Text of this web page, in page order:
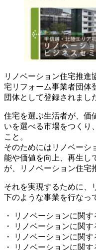
リノベーション住宅推進
宅リフォーム事業者団体
団体として登録されまし
住宅を選ぶ生活者が、価
いを選べる市場をつくり
こと。
そのためにはリノベーシ
能や価値を向上、再生し
が、リノベーション住宅
それを実現するために、
下のような事業を行なっ
・ リノベーションに関
・ リノベーションに関
・ リノベーションに関
・ リノベーションに関